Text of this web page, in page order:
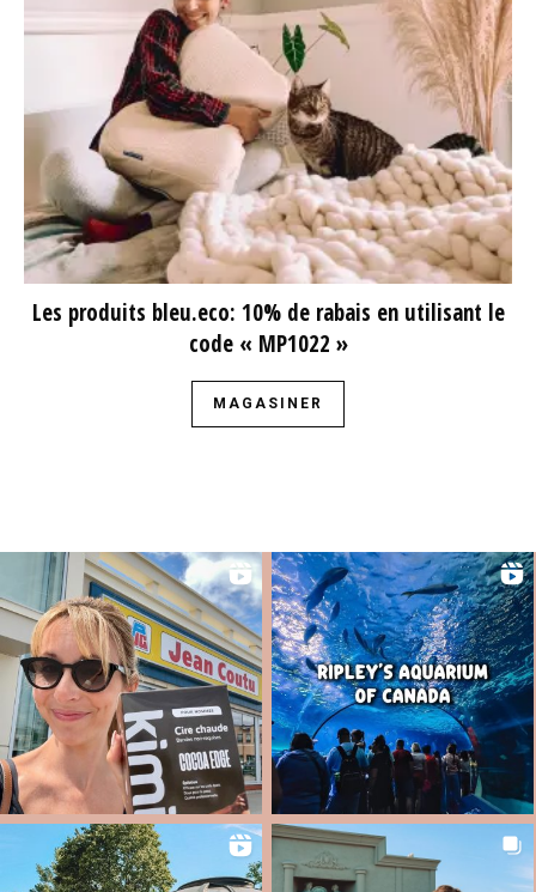
Les produits bleu.eco: 10% de rabais en utilisant le
code « MP1022 »
MAGASINER